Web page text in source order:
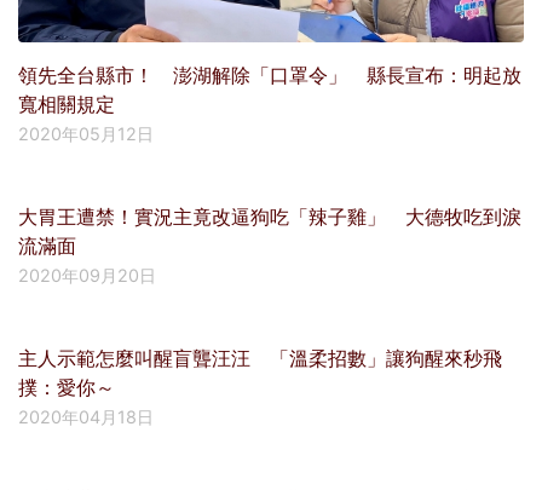
領先全台縣市！ 澎湖解除「口罩令」 縣長宣布：明起放
寬相關規定
2020年05月12日
大胃王遭禁！實況主竟改逼狗吃「辣子雞」 大德牧吃到淚
流滿面
2020年09月20日
主人示範怎麼叫醒盲聾汪汪 「溫柔招數」讓狗醒來秒飛
撲：愛你～
2020年04月18日